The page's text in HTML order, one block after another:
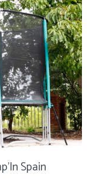
Spain